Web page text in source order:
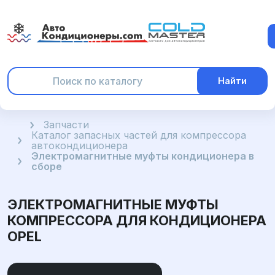
Найти
ГлавнаяЗапчасти
Каталог запасных частей для компрессора
автокондиционера
Электромагнитные муфты кондиционера в
сборе
ЭЛЕКТРОМАГНИТНЫЕ МУФТЫ
КОМПРЕССОРА ДЛЯ КОНДИЦИОНЕРА
OPEL